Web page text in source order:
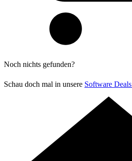
Noch nichts gefunden?
Schau doch mal in unsere Software Deals